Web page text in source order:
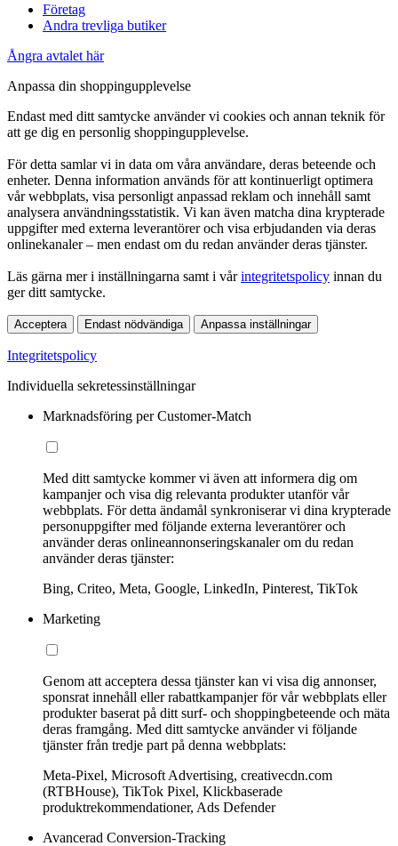
Företag
Andra trevliga butiker
Ångra avtalet här
Anpassa din shoppingupplevelse
Endast med ditt samtycke använder vi cookies och annan teknik för
att ge dig en personlig shoppingupplevelse.
För detta samlar vi in data om våra användare, deras beteende och
enheter. Denna information används för att kontinuerligt optimera
vår webbplats, visa personligt anpassad reklam och innehåll samt
analysera användningsstatistik. Vi kan även matcha dina krypterade
uppgifter med externa leverantörer och visa erbjudanden via deras
onlinekanaler – men endast om du redan använder deras tjänster.
Läs gärna mer i inställningarna samt i vårintegritetspolicy innan du
ger ditt samtycke.
Acceptera Endast nödvändiga Anpassa inställningar
Integritetspolicy
Individuella sekretessinställningar
Marknadsföring per Customer-Match
Med ditt samtycke kommer vi även att informera dig om
kampanjer och visa dig relevanta produkter utanför vår
webbplats. För detta ändamål synkroniserar vi dina krypterade
personuppgifter med följande externa leverantörer och
använder deras onlineannonseringskanaler om du redan
använder deras tjänster:
Bing, Criteo, Meta, Google, LinkedIn, Pinterest, TikTok
Marketing
Genom att acceptera dessa tjänster kan vi visa dig annonser,
sponsrat innehåll eller rabattkampanjer för vår webbplats eller
produkter baserat på ditt surf- och shoppingbeteende och mäta
deras framgång. Med ditt samtycke använder vi följande
tjänster från tredje part på denna webbplats:
Meta-Pixel, Microsoft Advertising, creativecdn.com
(RTBHouse), TikTok Pixel, Klickbaserade
produktrekommendationer, Ads Defender
Avancerad Conversion-Tracking